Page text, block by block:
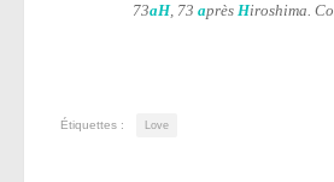
73aH, 73 après Hiroshima.
Étiquettes : Love